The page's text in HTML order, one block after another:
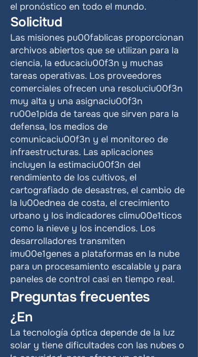
el pronóstico en todo el mundo.
Solicitud
Las misiones pu00fablicas proporcionan
archivos abiertos que se utilizan para la
ciencia, la educaciu00f3n y muchas
tareas operativas. Los proveedores
comerciales ofrecen una resoluciu00f3n
muy alta y una asignaciu00f3n
ru00e1pida de tareas que sirven para la
defensa, los medios de
comunicaciu00f3n y el monitoreo de
infraestructuras. Las aplicaciones
incluyen la estimaciu00f3n del
rendimiento de los cultivos, el
cartografiado de desastres, el cambio de
la lu00ednea de costa, el crecimiento
urbano y los indicadores climu00e1ticos
como la nieve y los incendios. Los
desarrolladores transmiten
imu00e1genes a plataformas en la nube
para un procesamiento escalable y para
paneles de control casi en tiempo real.
Preguntas frecuentes
¿En
La tecnología óptica depende de la luz
solar y tiene dificultades con las nubes o